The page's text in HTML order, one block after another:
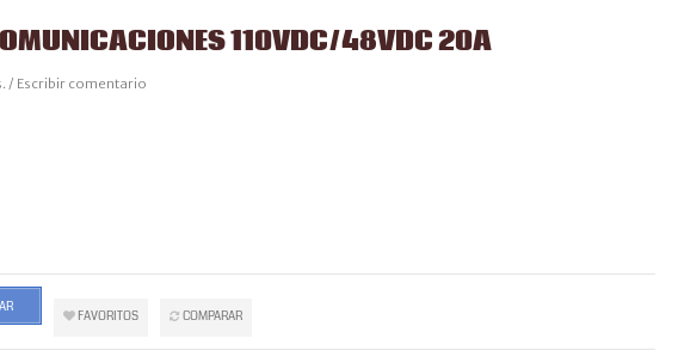
110VDC/48VDC 20A
/ Escribir comentario
FAVORITOS COMPARAR